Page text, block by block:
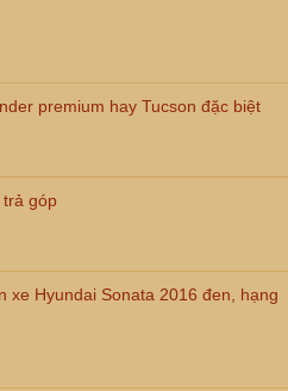
premium hay Tucson đặc biệt
góp
xe Hyundai Sonata 2016 đen, hạng